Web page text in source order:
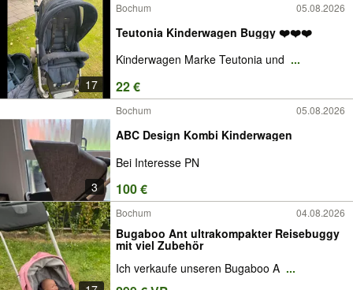
17
Bochum 05.08.2026
Teutonia Kinderwagen Buggy ❤️❤️❤️
Kinderwagen Marke Teutonia und ...
22 €
3
Bochum 05.08.2026
ABC Design Kombi Kinderwagen
Bei Interesse PN
100 €
Bochum 04.08.2026
Bugaboo Ant ultrakompakter Reisebuggy
mit viel Zubehör
Ich verkaufe unseren Bugaboo A ...